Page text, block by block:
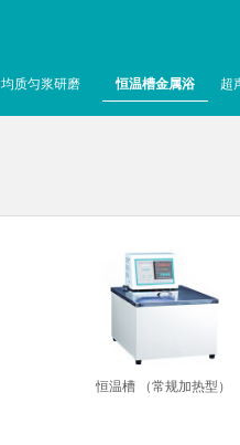
均质匀浆研磨 恒温槽金属浴 超
恒温槽 （常规加热型）